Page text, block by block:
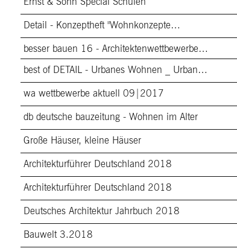
Detail - Konzeptheft "Wohnkonzepte…
besser bauen 16 - Architektenwettbewerbe…
best of DETAIL - Urbanes Wohnen _ Urban…
wa wettbewerbe aktuell 09|2017
db deutsche bauzeitung - Wohnen im Alter
Große Häuser, kleine Häuser
Architekturführer Deutschland 2018
Architekturführer Deutschland 2018
Deutsches Architektur Jahrbuch 2018
Bauwelt 3.2018